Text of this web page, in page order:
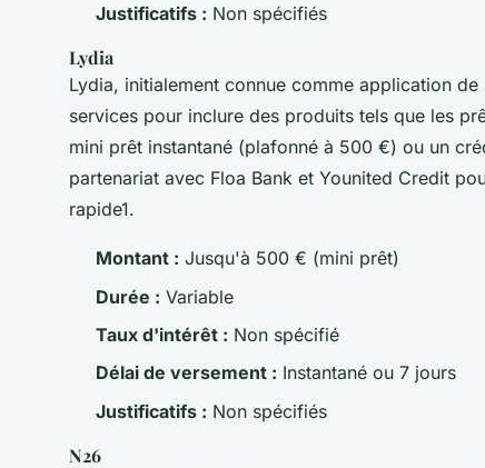
Justificatifs : Non spécifiés
Lydia
Lydia, initialement connue comme application
services pour inclure des produits tels que les
mini prêt instantané (plafonné à 500 €) ou un
partenariat avec Floa Bank et Younited Credit
rapide1.
Montant : Jusqu'à 500 € (mini prêt)
Durée : Variable
Taux d'intérêt : Non spécifié
Délai de versement : Instantané ou 7 jours
Justificatifs : Non spécifiés
N26